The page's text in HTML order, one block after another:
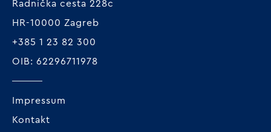
Radnička cesta 228c
HR-10000 Zagreb
+385 1 23 82 300
OIB: 62296711978
Impressum
Kontakt